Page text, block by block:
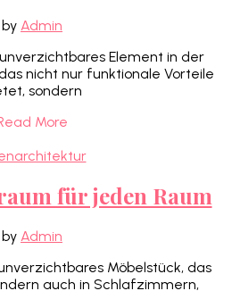
by Admin
Element in der
nicht nur funktionale Vorteile
sondern
More
für jeden Raum
by Admin
Möbelstück, das
auch in Schlafzimmern,